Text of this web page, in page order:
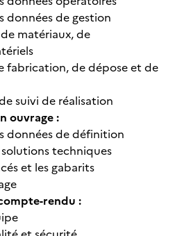
données de gestion
matériaux, de
fabrication, de dépose et de
suivi de réalisation
ouvrage :
données de définition
techniques
et les gabarits
rendu :